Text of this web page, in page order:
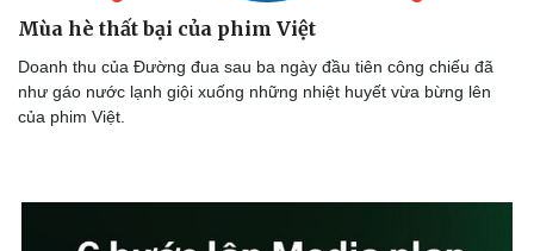
Âm nhạc
Di sản
Sao Việt
Mùa hè thất bại của phim Việt
Doanh thu của Ðường đua sau ba ngày đầu tiên công chiếu đã
như gáo nước lạnh giội xuống những nhiệt huyết vừa bừng lên
của phim Việt.